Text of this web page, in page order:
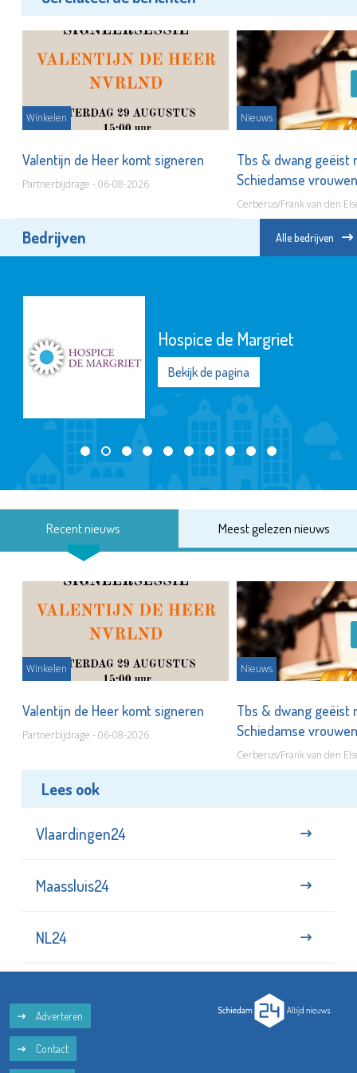
Winkelen
Valentijn de Heer komt signeren
Partnerbijdrage - 06-08-2026
Nieuws
Tbs & dwang geëist
Schiedamse
Cerberus/Frank van den
Bedrijven Alle bedrijven
Hospice de Margriet
Bekijk de pagina
Recent nieuws Meest gelezen nieuws
Winkelen
Valentijn de Heer komt signeren
Partnerbijdrage - 06-08-2026
Nieuws
Tbs & dwang geëist
Schiedamse
Cerberus/Frank van den
Lees ook
Vlaardingen24
Maassluis24
NL24
Adverteren
Contact